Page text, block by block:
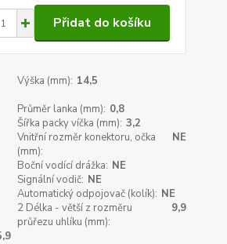
Přidat do košíku
Výška (mm): 14,5
Průměr lanka (mm): 0,8
Šířka packy víčka (mm): 3,2
Vnitřní rozměr konektoru, očka
(mm):
NE
Boční vodící drážka: NE
Signální vodič: NE
Automatický odpojovač (kolík): NE
2 Délka - větší z rozměru
průřezu uhlíku (mm):
9,9